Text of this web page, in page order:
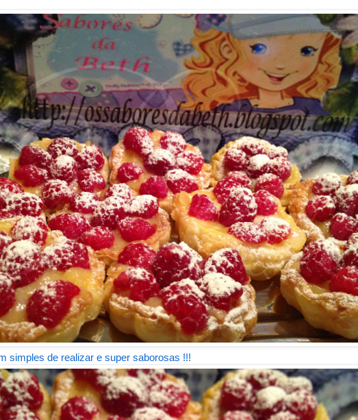
simples de realizar e super saborosas !!!